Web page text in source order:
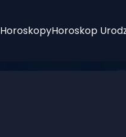
HoroskopyHoroskop